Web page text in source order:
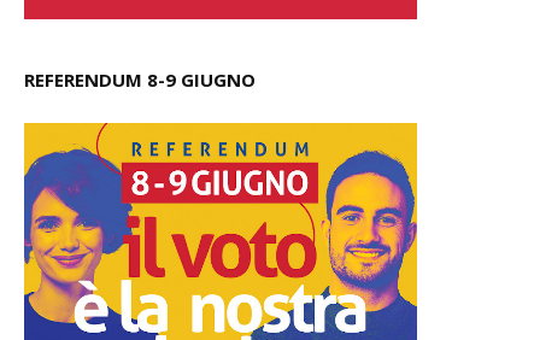
REFERENDUM 8-9 GIUGNO